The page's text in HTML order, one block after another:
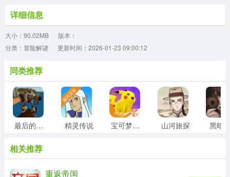
详细信息
大小：90.02MB
版本：
分类：冒险解谜
更新时间：2026-01-23 09:00:12
同类推荐
最后的子弹 精灵传说 宝可梦大集结 山河旅探 黑暗
相关推荐
重返帝国